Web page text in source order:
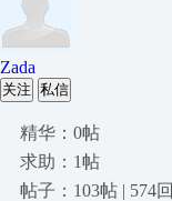
Zada
关注 私信
精华：0帖
求助：1帖
帖子：103帖 | 574回